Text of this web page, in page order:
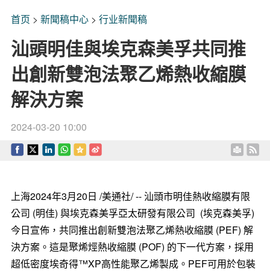
首页 > 新聞稿中心> 行业新聞稿
汕頭明佳與埃克森美孚共同推
出創新雙泡法聚乙烯熱收縮膜
解決方案
2024-03-20 10:00
上海2024年3月20日 /美通社/ -- 汕頭市明佳熱收縮膜有限
公司 (明佳) 與埃克森美孚亞太研發有限公司 (埃克森美孚)
今日宣佈，共同推出創新雙泡法聚乙烯熱收縮膜 (PEF) 解
決方案。這是聚烯烴熱收縮膜 (POF) 的下一代方案，採用
超低密度埃奇得™XP高性能聚乙烯製成。PEF可用於包裝